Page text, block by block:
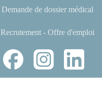
Demande de dossier médical
Recrutement - Offre d'emploi